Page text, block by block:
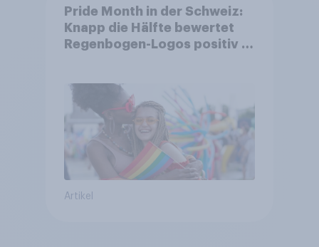
Pride Month in der Schweiz:
Knapp die Hälfte bewertet
Regenbogen-Logos positiv –
Artikel